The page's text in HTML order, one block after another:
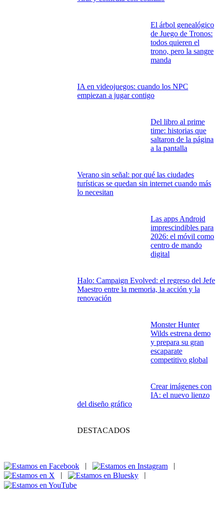
El árbol genealógico
de Juego de Tronos:
todos quieren el
trono, pero la sangre
manda
IA en videojuegos: cuando los NPC
empiezan a jugar contigo
Del libro al prime
time: historias que
saltaron de la página
a la pantalla
Verano sin señal: por qué las ciudades
turísticas se quedan sin internet cuando más
lo necesitan
Las apps Android
imprescindibles para
2026: el móvil como
centro de mando
digital
Halo: Campaign Evolved: el regreso del Jefe
Maestro entre la memoria, la acción y la
renovación
Monster Hunter
Wilds estrena demo
y prepara su gran
escaparate
competitivo global
Crear imágenes con
IA: el nuevo lienzo
del diseño gráfico
DESTACADOS
|
|
|
|